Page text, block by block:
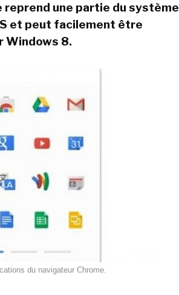
reprend une partie du système
et peut facilement être
Windows 8.
du navigateur Chrome.